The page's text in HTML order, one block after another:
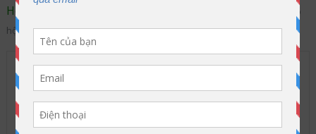
Home
Nón bảo
hộ khóa vặn N006